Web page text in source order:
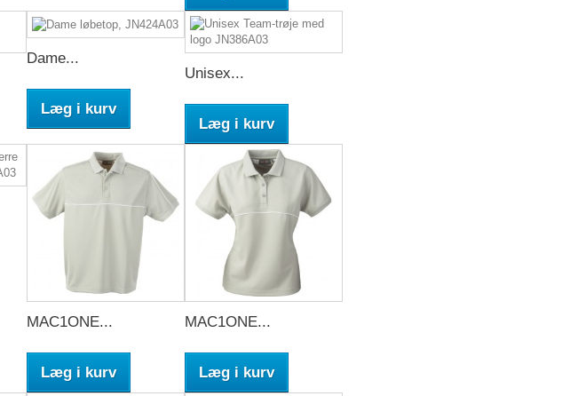
Dame...
Læg i kurv
Unisex...
Læg i kurv
MAC1ONE...
Læg i kurv
MAC1ONE...
Læg i kurv